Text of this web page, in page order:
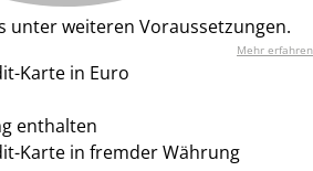
unter weiteren Voraussetzungen.
Mehr erfahren
Karte in Euro
enthalten
Karte in fremder Währung